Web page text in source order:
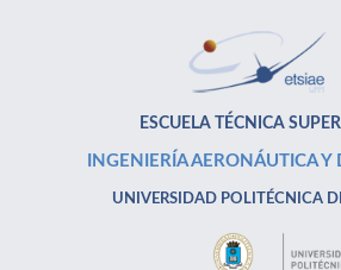
ESCUELA TÉCNICA
INGENIERÍA AERONÁUTICA Y
UNIVERSIDAD POLITÉCNICA